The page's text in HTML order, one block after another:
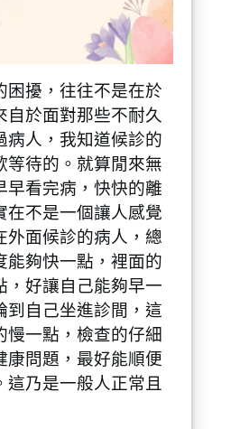
擾，往往不是在於
自於面對那些不耐久
病人，我知道候診的
等待的。就算閒來無
早看完病，快快的離
在不是一個讓人感覺
外面候診的病人，總
能夠快一點，裡面的
，好讓自己能夠早一
到自己坐進診間，這
慢一點，檢查的仔細
康問題，最好能順便
這乃是一般人正常且